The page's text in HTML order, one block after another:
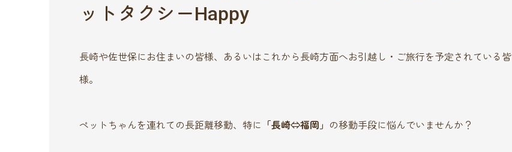
ットタクシーHappy
長崎や佐世保にお住まいの皆様、あるいはこれから長崎方面へお引越し・ご旅行を予定されている皆
様。
ペットちゃんを連れての長距離移動、特に 「長崎⇔福岡」 の移動手段に悩んでいませんか？